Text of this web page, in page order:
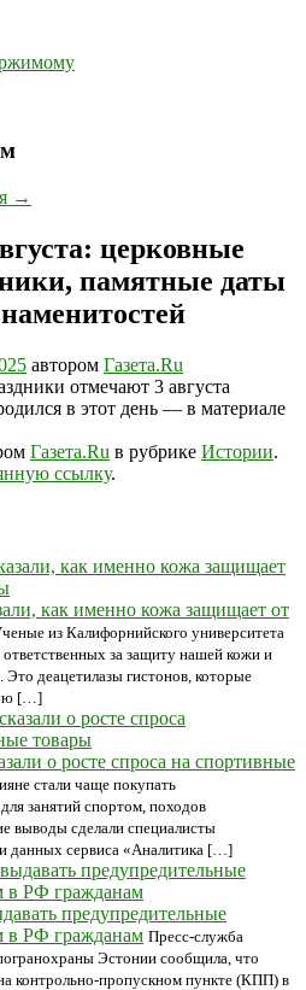
→
церковные
памятные даты
автором Газета.Ru
отмечают 3 августа
в этот день — в материале
Газета.Ru в рубрике Истории.
ссылку.
как именно кожа защищает от
из Калифорнийского университета
за защиту нашей кожи и
Это деацетилазы гистонов, которые
[…]
о росте спроса на спортивные
стали чаще покупать
занятий спортом, походов
выводы сделали специалисты
данных сервиса «Аналитика […]
предупредительные
в РФ гражданам Пресс-служба
Эстонии сообщила, что
контрольно-пропускном пункте (КПП) в